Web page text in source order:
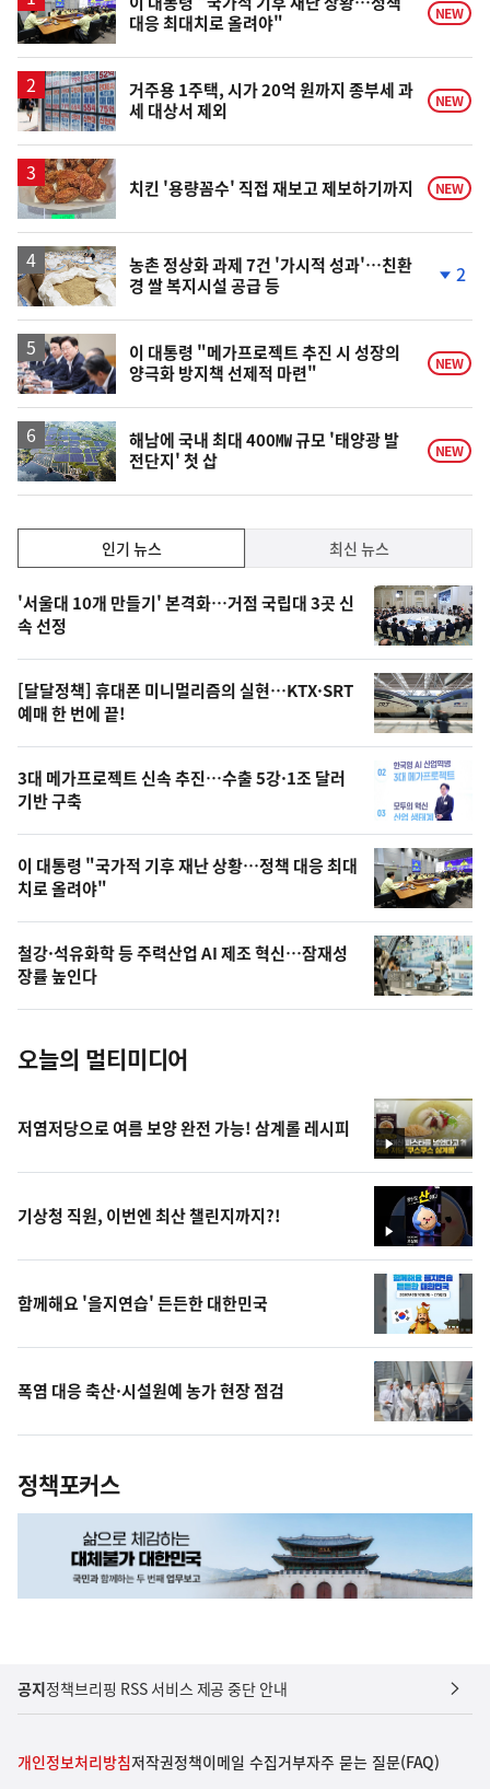
대응 최대치로 올려야"
NEW
거주용 1주택, 시가 20억 원까지 종부세 과
세 대상서 제외
NEW
치킨 '용량꼼수' 직접 재보고 제보하기까지 NEW
농촌 정상화 과제 7건 '가시적 성과'…친환
경 쌀 복지시설 공급 등
락
2
이 대통령 "메가프로젝트 추진 시 성장의
양극화 방지책 선제적 마련"
NEW
해남에 국내 최대 400㎿ 규모 '태양광 발
전단지' 첫 삽
NEW
기,
최
신,
오
늘
의
영
상
오
늘
의
사
진
인기 뉴스 최신 뉴스
기
뉴
스
'서울대 10개 만들기' 본격화…거점 국립대 3곳 신
속 선정
[달달정책] 휴대폰 미니멀리즘의 실현…KTX·SRT
예매 한 번에 끝!
3대 메가프로젝트 신속 추진…수출 5강·1조 달러
기반 구축
이 대통령 "국가적 기후 재난 상황…정책 대응 최대
치로 올려야"
철강·석유화학 등 주력산업 AI 제조 혁신…잠재성
장률 높인다
오늘의 멀티미디어
영
상
저염저당으로 여름 보양 완전 가능! 삼계롤 레시피
영
상
기상청 직원, 이번엔 최산 챌린지까지?!
함께해요 '을지연습' 든든한 대한민국
폭염 대응 축산·시설원예 농가 현장 점검
정책포커스
공지정책브리핑 RSS 서비스 제공 중단 안내
개인정보처리방침저작권정책이메일 수집거부자주 묻는 질문(FAQ)